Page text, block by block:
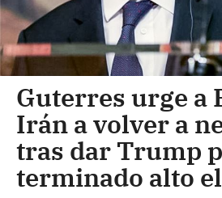
Guterres urge a
Irán a volver a
tras dar Trump
terminado alto